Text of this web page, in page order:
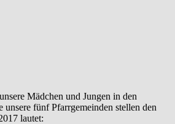
Mädchen und Jungen in den
fünf Pfarrgemeinden stellen den
lautet: